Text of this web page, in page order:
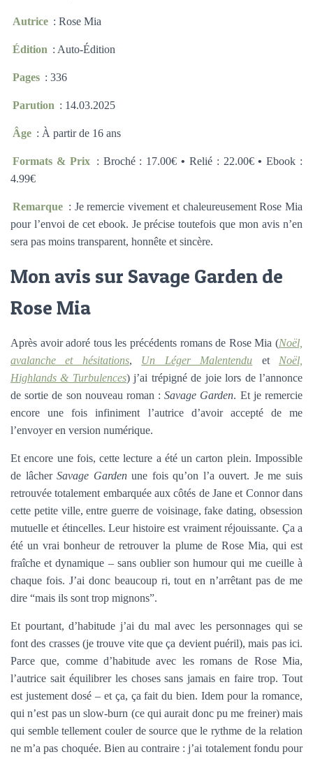
Autrice : Rose Mia
Édition : Auto-Édition
Pages : 336
Parution : 14.03.2025
Âge : À partir de 16 ans
Formats & Prix : Broché : 17.00€• Relié : 22.00€• Ebook :
4.99€
Remarque : Je remercie vivement et chaleureusement Rose Mia
pour l’envoi de cet ebook. Je précise toutefois que mon avis n’en
sera pas moins transparent, honnête et sincère.
Mon avis sur Savage Garden de
Rose Mia
Après avoir adoré tous les précédents romans de Rose Mia (Noël,
avalanche et hésitations, Un Léger Malentendu et Noël,
Highlands & Turbulences) j’ai trépigné de joie lors de l’annonce
de sortie de son nouveau roman :Savage Garden. Et je remercie
encore une fois infiniment l’autrice d’avoir accepté de me
l’envoyer en version numérique.
Et encore une fois, cette lecture a été un carton plein. Impossible
de lâcherSavage Gardenune fois qu’on l’a ouvert. Je me suis
retrouvée totalement embarquée aux côtés de Jane et Connor dans
cette petite ville, entre guerre de voisinage, fake dating, obsession
mutuelle et étincelles. Leur histoire est vraiment réjouissante. Ça a
été un vrai bonheur de retrouver la plume de Rose Mia, qui est
fraîche et dynamique – sans oublier son humour qui me cueille à
chaque fois. J’ai donc beaucoup ri, tout en n’arrêtant pas de me
dire “mais ils sont trop mignons”.
Et pourtant, d’habitude j’ai du mal avec les personnages qui se
font des crasses (je trouve vite que ça devient puéril), mais pas ici.
Parce que, comme d’habitude avec les romans de Rose Mia,
l’autrice sait équilibrer les choses sans jamais en faire trop. Tout
est justement dosé – et ça, ça fait du bien. Idem pour la romance,
qui n’est pas un slow-burn (ce qui aurait donc pu me freiner) mais
qui semble tellement couler de source que le rythme de la relation
ne m’a pas choquée. Bien au contraire : j’ai totalement fondu pour